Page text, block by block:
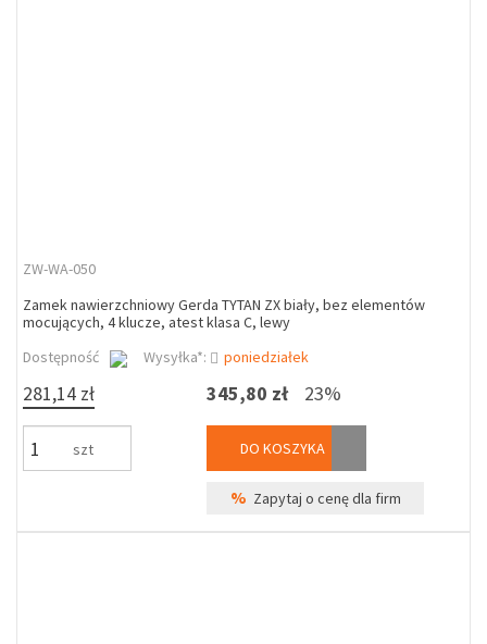
ZW-WA-050
Zamek nawierzchniowy Gerda TYTAN ZX biały, bez elementów
mocujących, 4 klucze, atest klasa C, lewy
Dostępność
Wysyłka*: poniedziałek
281,14 zł
szt
345,80 zł 23%
DO KOSZYKA
% Zapytaj o cenę dla firm